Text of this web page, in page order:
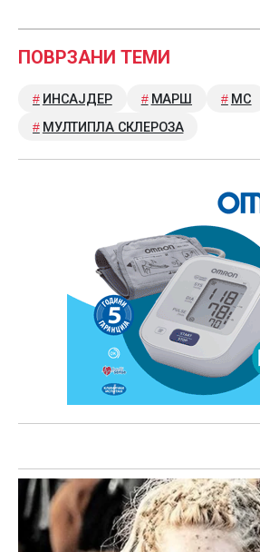
ПОВРЗАНИ ТЕМИ
ИНСАЈДЕР МАРШ
МС
МУЛТИПЛА СКЛЕРОЗА